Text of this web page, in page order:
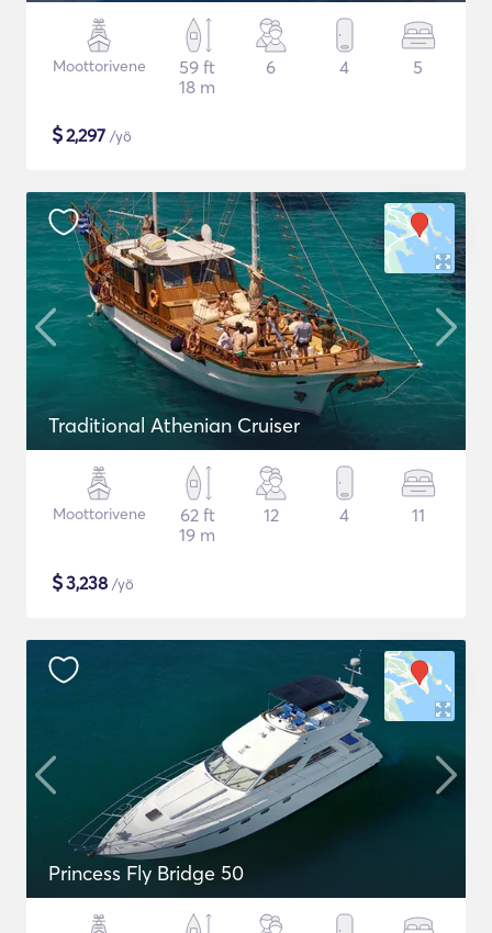
Moottorivene
59 ft
18 m
6 4 5
$2,297 /yö
Traditional Athenian Cruiser
Moottorivene
62 ft
19 m
12 4 11
$3,238 /yö
Princess Fly Bridge 50